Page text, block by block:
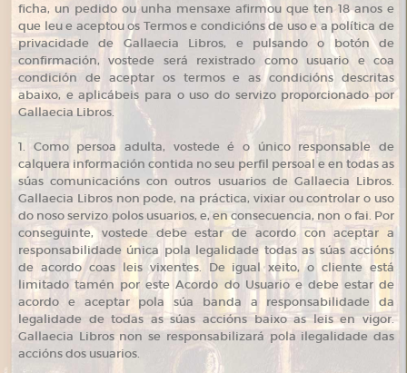
ficha, un pedido ou unha mensaxe afirmou que ten 18 anos e
que leu e aceptou os Termos e condicións de uso e a política de
privacidade de Gallaecia Libros, e pulsando o botón de
confirmación, vostede será rexistrado como usuario e coa
condición de aceptar os termos e as condicións descritas
abaixo, e aplicábeis para o uso do servizo proporcionado por
Gallaecia Libros.
1. Como persoa adulta, vostede é o único responsable de
calquera información contida no seu perfil persoal e en todas as
súas comunicacións con outros usuarios de Gallaecia Libros.
Gallaecia Libros non pode, na práctica, vixiar ou controlar o uso
do noso servizo polos usuarios, e, en consecuencia, non o fai. Por
conseguinte, vostede debe estar de acordo con aceptar a
responsabilidade única pola legalidade todas as súas accións
de acordo coas leis vixentes. De igual xeito, o cliente está
limitado tamén por este Acordo do Usuario e debe estar de
acordo e aceptar pola súa banda a responsabilidade da
legalidade de todas as súas accións baixo as leis en vigor.
Gallaecia Libros non se responsabilizará pola ilegalidade das
accións dos usuarios.